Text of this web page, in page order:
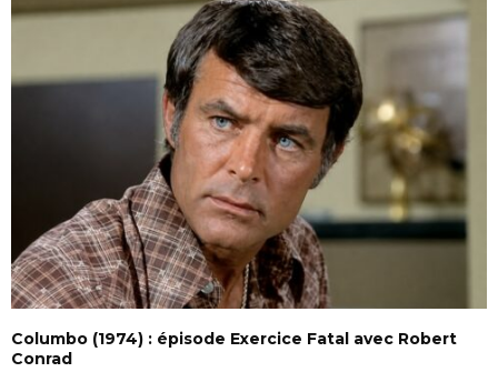
Columbo (1974) : épisode Exercice Fatal avec Robert
Conrad